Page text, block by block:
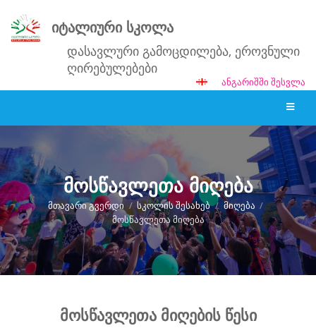
იტალიური სკოლა
დასავლური გამოცდილება, ეროვნული
ღირებულებები
ᲐᲜᲒᲐᲠᲘᲨᲨᲘ ᲨᲔᲡᲕᲚᲐ
მოსწავლეთა მიღება
ᲛᲗᲐᲕᲐᲠᲘ ᲒᲕᲔᲠᲓᲘ / ᲡᲙᲝᲚᲘᲡ ᲨᲔᲡᲐᲮᲔᲑ / ᲛᲘᲦᲔᲑᲐ /
ᲛᲝᲡᲬᲐᲕᲚᲔᲗᲐ ᲛᲘᲦᲔᲑᲐ
მოსწავლეთა
მოსწავლეთა მიღების წესი